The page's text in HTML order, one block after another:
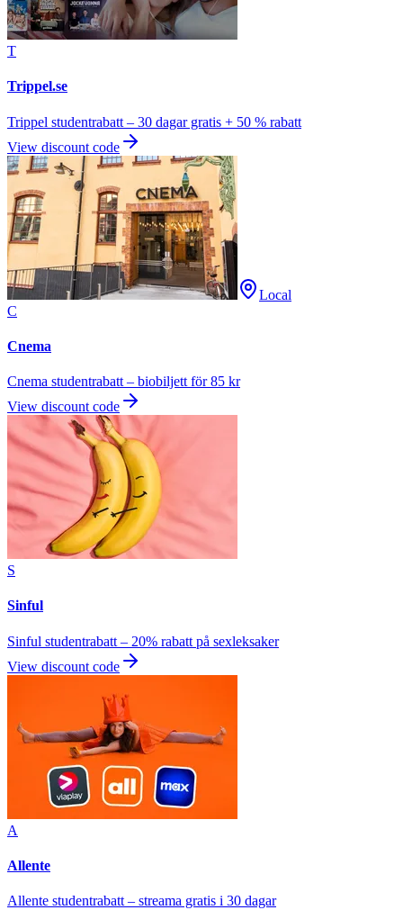
T
Trippel.se
Trippel studentrabatt – 30 dagar gratis + 50 % rabatt
View discount code
Local
C
Cnema
Cnema studentrabatt – biobiljett för 85 kr
View discount code
S
Sinful
Sinful studentrabatt – 20% rabatt på sexleksaker
View discount code
A
Allente
Allente studentrabatt – streama gratis i 30 dagar